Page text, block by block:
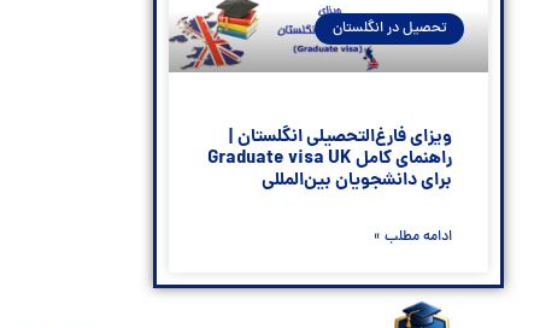
تحصیل در انگلستان
ویزای فارغ‌التحصیلی انگلستان |
راهنمای کامل Graduate visa UK
برای دانشجویان بین‌المللی
ادامه مطلب »